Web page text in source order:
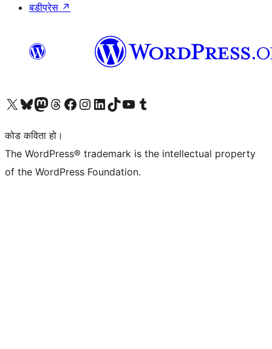
बडीप्रेस ↗
हाम्रो X (पहिले ट्विटर) खातामा जानुहोस्
हाम्रो Bluesky खाता भ्रमण गर्नुहोस्
हाम्रो म्यास्टोडन खाता भ्रमण गर्नुहोस्
हाम्रो थ्रेड्स खातामा जानुहोस्
हाम्रो फेसबुक पेजमा जानुहोस्
हाम्रो इन्स्टाग्राम खातामा जानुहोस्
हाम्रो लिङ्क्डइन खातामा जानुहोस्
हाम्रो TikTok खाता भ्रमण गर्नुहोस्
हाम्रो युट्युब च्यानलमा जानुहोस्
हाम्रो टम्बलर खाता भ्रमण गर्नुहोस्
कोड कविता हो।
The WordPress® trademark is the intellectual property
of the WordPress Foundation.